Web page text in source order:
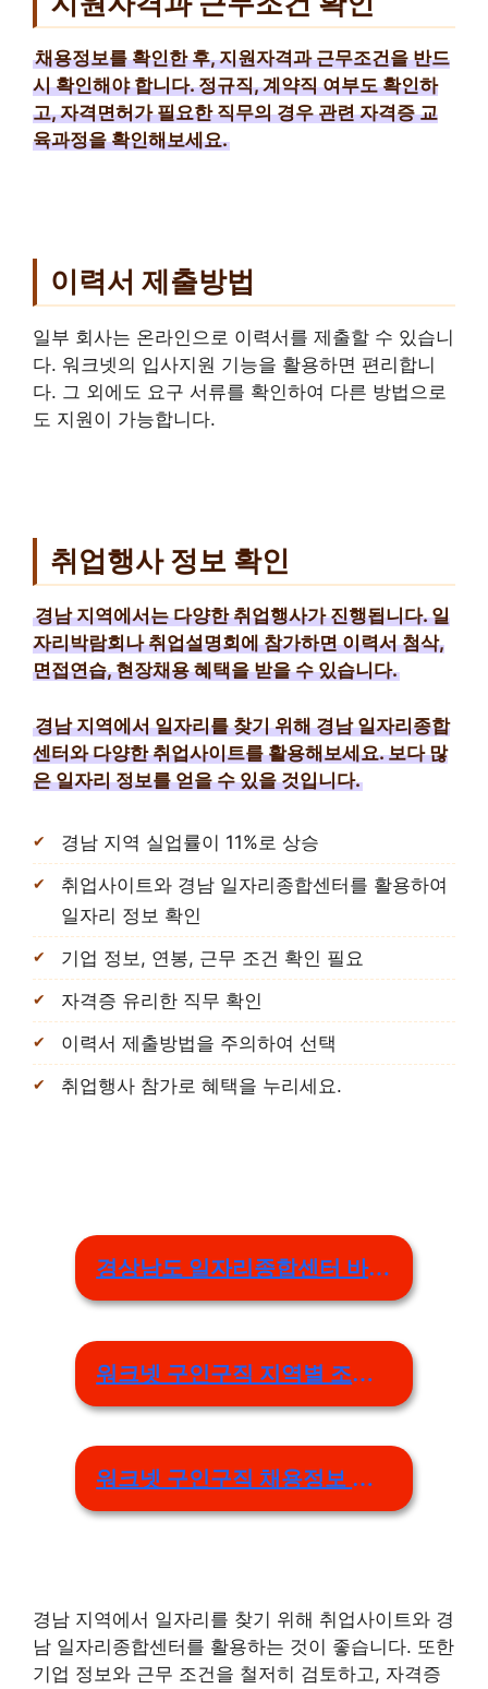
채용정보를 확인한 후, 지원자격과 근무조건을 반드
시 확인해야 합니다. 정규직, 계약직 여부도 확인하
고, 자격면허가 필요한 직무의 경우 관련 자격증 교
육과정을 확인해보세요.
이력서 제출방법
일부 회사는 온라인으로 이력서를 제출할 수 있습니
다. 워크넷의 입사지원 기능을 활용하면 편리합니
다. 그 외에도 요구 서류를 확인하여 다른 방법으로
도 지원이 가능합니다.
취업행사 정보 확인
경남 지역에서는 다양한 취업행사가 진행됩니다. 일
자리박람회나 취업설명회에 참가하면 이력서 첨삭,
면접연습, 현장채용 혜택을 받을 수 있습니다.
경남 지역에서 일자리를 찾기 위해 경남 일자리종합
센터와 다양한 취업사이트를 활용해보세요. 보다 많
은 일자리 정보를 얻을 수 있을 것입니다.
경남 지역 실업률이 11%로 상승
취업사이트와 경남 일자리종합센터를 활용하여
일자리 정보 확인
기업 정보, 연봉, 근무 조건 확인 필요
자격증 유리한 직무 확인
이력서 제출방법을 주의하여 선택
취업행사 참가로 혜택을 누리세요.
경상남도 일자리종합센터 바로가기
워크넷 구인구직 지역별 조회 바로가기
워크넷 구인구직 채용정보 직종별 조회 바로가기
경남 지역에서 일자리를 찾기 위해 취업사이트와 경
남 일자리종합센터를 활용하는 것이 좋습니다. 또한
기업 정보와 근무 조건을 철저히 검토하고, 자격증